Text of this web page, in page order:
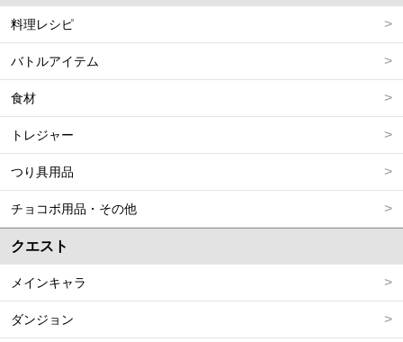
料理レシピ
バトルアイテム
食材
トレジャー
つり具用品
チョコボ用品・その他
クエスト
メインキャラ
ダンジョン